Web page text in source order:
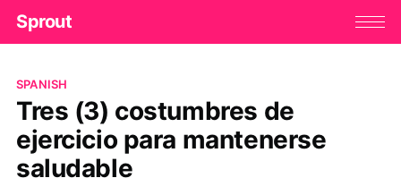
Sprout
SPANISH
Tres (3) costumbres de
ejercicio para mantenerse
saludable